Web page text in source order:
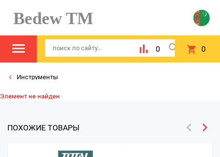
Bedew TM
0 0
Инструменты
Элемент не найден
ПОХОЖИЕ ТОВАРЫ